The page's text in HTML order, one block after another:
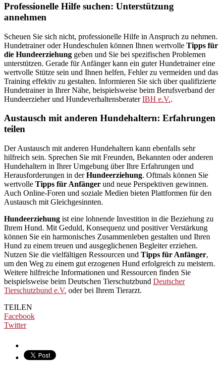
Professionelle Hilfe suchen: Unterstützung
annehmen
Scheuen Sie sich nicht, professionelle Hilfe in Anspruch zu nehmen.
Hundetrainer oder Hundeschulen können Ihnen wertvolle Tipps für
die Hundeerziehung geben und Sie bei spezifischen Problemen
unterstützen. Gerade für Anfänger kann ein guter Hundetrainer eine
wertvolle Stütze sein und Ihnen helfen, Fehler zu vermeiden und das
Training effektiv zu gestalten. Informieren Sie sich über qualifizierte
Hundetrainer in Ihrer Nähe, beispielsweise beim Berufsverband der
Hundeerzieher und HundeverhaltensberaterIBH e.V..
Austausch mit anderen Hundehaltern: Erfahrungen
teilen
Der Austausch mit anderen Hundehaltern kann ebenfalls sehr
hilfreich sein. Sprechen Sie mit Freunden, Bekannten oder anderen
Hundehaltern in Ihrer Umgebung über Ihre Erfahrungen und
Herausforderungen in derHundeerziehung. Oftmals können Sie
wertvolle Tipps für Anfänger und neue Perspektiven gewinnen.
Auch Online-Foren und soziale Medien bieten Plattformen für den
Austausch mit Gleichgesinnten.
Hundeerziehung ist eine lohnende Investition in die Beziehung zu
Ihrem Hund. Mit Geduld, Konsequenz und positiver Verstärkung
können Sie ein harmonisches Zusammenleben gestalten und Ihren
Hund zu einem treuen und ausgeglichenen Begleiter erziehen.
Nutzen Sie die vielfältigen Ressourcen und Tipps für Anfänger,
um den Weg zu einem gut erzogenen Hund erfolgreich zu meistern.
Weitere hilfreiche Informationen und Ressourcen finden Sie
beispielsweise beim Deutschen Tierschutzbund Deutscher
Tierschutzbund e.V. oder bei Ihrem Tierarzt.
TEILEN
Facebook
Twitter